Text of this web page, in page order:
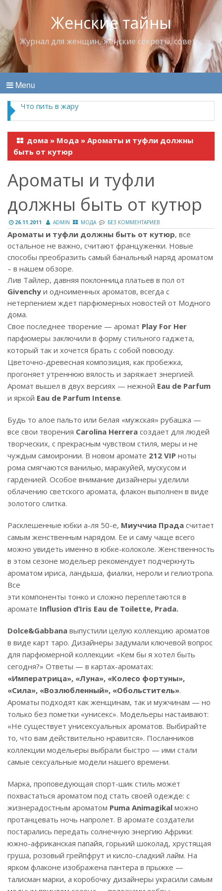
Женские тайны
Журнал для женщин, женские секреты, советы
Menu
Что пить в жару
дома » Мода » Ароматы и туфли должны
быть от кутюр
Ароматы и туфли
должны быть от кутюр
26.11.2011 ADMIN МОДА БЕЗ КОММЕНТАРИЕВ
Ароматы и туфли должны быть от кутюр, все
остальное не важно, считают француженки. Новые
способы преобразить самый банальный наряд ароматом
– в нашем обзоре.
Лив Тайлер, давняя поклонница платьев в пол от
Givenchy и одноименных ароматов, всегда с
нетерпением ждет парфюмерных новостей от Модного
дома.
Свое последнее творение — аромат Play For Her
парфюмеры заключили в форму стильного гаджета,
который так и хочется брать с собой повсюду.
Цветочно-древесная композиция, как пробежка,
прогоняет утреннюю вялость и заряжает энергией.
Аромат вышел в двух версиях — нежной Eau de Parfum
и яркой Eau de Parfum Intense.
Будь то алое пальто или белая «мужская» рубашка —
все свои творения Carolina Herrera создает для людей
творческих, с прекрасным чувством стиля, меры и не
чуждым самоиронии. В новом аромате 212 VIP ноты
рома смягчаются ванилью, маракуйей, мускусом и
гарденией. Особое внимание дизайнеры уделили
облачению светского аромата, флакон выполнен в виде
золотого слитка.
Расклешенные юбки а-ля 50-е, Миуччиа Прада считает
самым женственным нарядом. Ее и саму чаще всего
можно увидеть именно в юбке-колоколе. Женственность
в этом сезоне модельер рекомендует подчеркнуть
ароматом ириса, ландыша, фиалки, нероли и гелиотропа.
Все
эти компоненты тонко и сложно переплетаются в
аромате Influsion d’Iris Eau de Toilette, Prada.
Dolce&Gabbana выпустили целую коллекцию ароматов
в виде карт таро. Дизайнеры задумали ключевой вопрос
для парфюмерной коллекции: «Кем бы я хотел быть
сегодня?» Ответы — в картах-ароматах:
«Императрица», «Луна», «Колесо фортуны»,
«Сила», «Возлюбленный», «Обольститель».
Ароматы подходят как женщинам, так и мужчинам — но
только без пометки «унисекс». Модельеры настаивают:
«Не существует унисексуальных ароматов. Выбирайте
то, что вам действительно нравится». Посланников
коллекции модельеры выбрали быстро — ими стали
самые сексуальные модели нашего времени.
Марка, проповедующая спорт-шик стиль может
похвастаться ароматом под стать своей одежде: с
жизнерадостным ароматом Puma Animagikal можно
протанцевать ночь напролет. В аромате создатели
постарались передать солнечную энергию Африки:
южно-африканская папайя, горький шоколад, хрустящая
груша, розовый грейпфрут и кисло-сладкий лайм. На
ярком флаконе изображена пантера в прыжке —
талисман марки, а коробочку дизайнеры украсили самым